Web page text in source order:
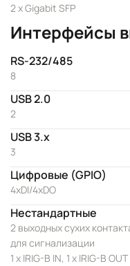
2 x Gigabit SFP
Интерфейсы
RS-232/485
8
USB 2.0
2
USB 3.x
3
Цифровые (GPIO)
4хDI/4xDO
Нестандартные
2 выходных сухих
для сигнализации
1 x IRIG-B IN, 1 x IRIG-B OUT